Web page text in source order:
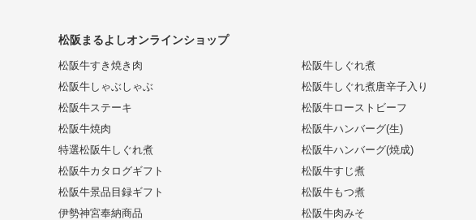
松阪まるよしオンラインショップ
松阪牛すき焼き肉
松阪牛しゃぶしゃぶ
松阪牛ステーキ
松阪牛焼肉
特選松阪牛しぐれ煮
松阪牛カタログギフト
松阪牛景品目録ギフト
伊勢神宮奉納商品
松阪牛しぐれ煮
松阪牛しぐれ煮唐辛子入り
松阪牛ローストビーフ
松阪牛ハンバーグ(生)
松阪牛ハンバーグ(焼成)
松阪牛すじ煮
松阪牛もつ煮
松阪牛肉みそ